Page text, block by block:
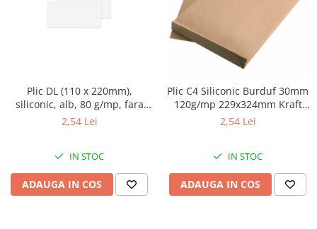
Plic DL (110 x 220mm),
siliconic, alb, 80 g/mp, fara
fereastra, GPV 10buc/set
2,54 Lei
IN STOC
ADAUGA IN COS
Plic C4 Siliconic Burduf 30mm
120g/mp 229x324mm Kraft
Tip T, GPV
2,54 Lei
IN STOC
ADAUGA IN COS